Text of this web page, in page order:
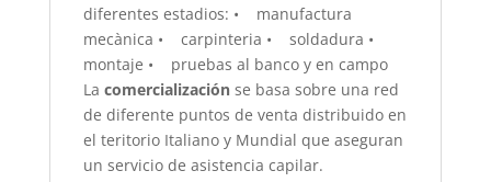
diferentes estadios: • manufactura
mecànica • carpinteria • soldadura •
montaje • pruebas al banco y en campo
La comercializaciónse basa sobre una red
de diferente puntos de venta distribuido en
el teritorio Italiano y Mundial que aseguran
un servicio de asistencia capilar.